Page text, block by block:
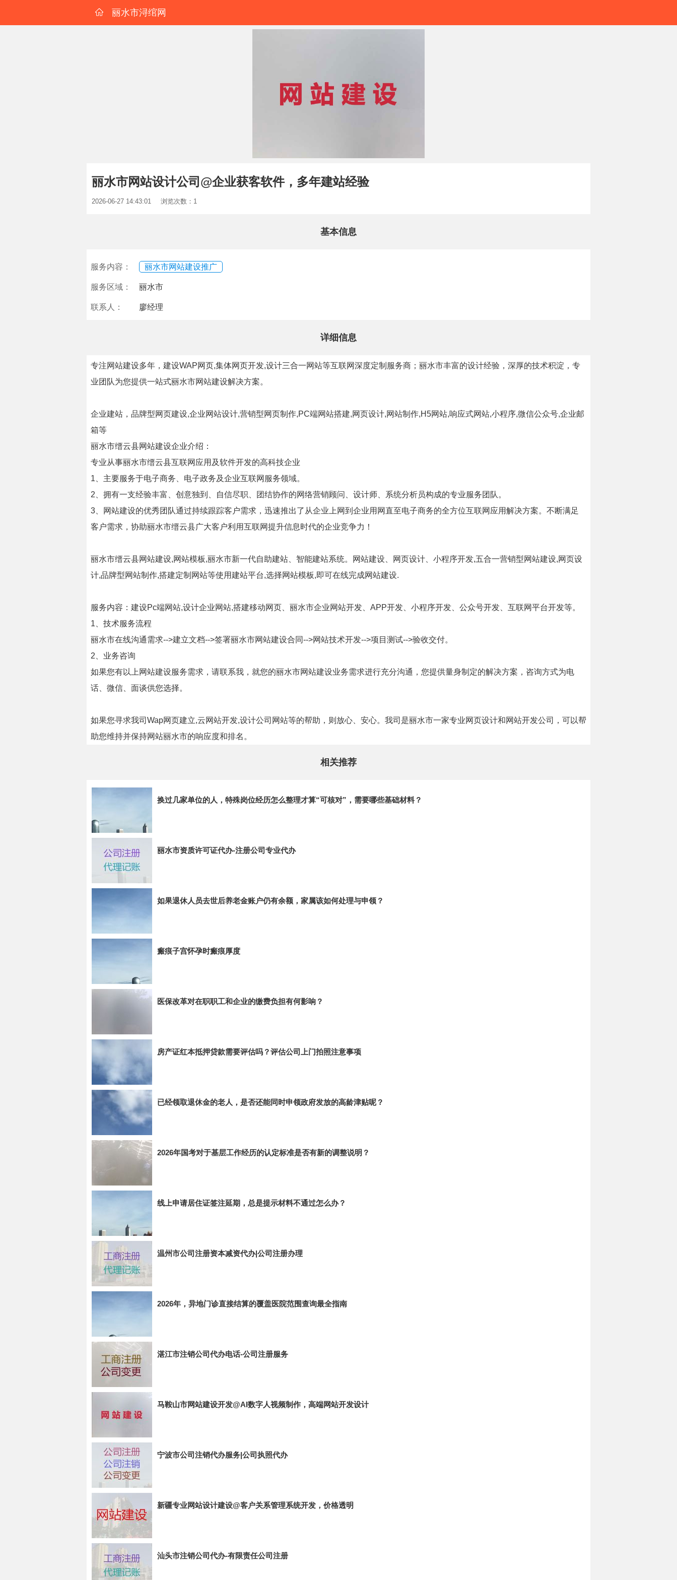
丽水市浔绾网
丽水市网站设计公司@企业获客软件，多年建站经验
2026-06-27 14:43:01 浏览次数：1
基本信息
服务内容： 丽水市网站建设推广
服务区域： 丽水市
联系人： 廖经理
详细信息
专注网站建设多年，建设WAP网页,集体网页开发,设计三合一网站等互联网深度定制服务商；丽水市丰富的设计经验，深厚的技术积淀，专
业团队为您提供一站式丽水市网站建设解决方案。
企业建站，品牌型网页建设,企业网站设计,营销型网页制作,PC端网站搭建,网页设计,网站制作,H5网站,响应式网站,小程序,微信公众号,企业邮
箱等
丽水市缙云县网站建设企业介绍：
专业从事丽水市缙云县互联网应用及软件开发的高科技企业
1、主要服务于电子商务、电子政务及企业互联网服务领域。
2、拥有一支经验丰富、创意独到、自信尽职、团结协作的网络营销顾问、设计师、系统分析员构成的专业服务团队。
3、网站建设的优秀团队通过持续跟踪客户需求，迅速推出了从企业上网到企业用网直至电子商务的全方位互联网应用解决方案。不断满足
客户需求，协助丽水市缙云县广大客户利用互联网提升信息时代的企业竞争力！
丽水市缙云县网站建设,网站模板,丽水市新一代自助建站、智能建站系统。网站建设、网页设计、小程序开发,五合一营销型网站建设,网页设
计,品牌型网站制作,搭建定制网站等使用建站平台,选择网站模板,即可在线完成网站建设.
服务内容：建设Pc端网站,设计企业网站,搭建移动网页、丽水市企业网站开发、APP开发、小程序开发、公众号开发、互联网平台开发等。
1、技术服务流程
丽水市在线沟通需求-->建立文档-->签署丽水市网站建设合同-->网站技术开发-->项目测试-->验收交付。
2、业务咨询
如果您有以上网站建设服务需求，请联系我，就您的丽水市网站建设业务需求进行充分沟通，您提供量身制定的解决方案，咨询方式为电
话、微信、面谈供您选择。
如果您寻求我司Wap网页建立,云网站开发,设计公司网站等的帮助，则放心、安心。我司是丽水市一家专业网页设计和网站开发公司，可以帮
助您维持并保持网站丽水市的响应度和排名。
相关推荐
换过几家单位的人，特殊岗位经历怎么整理才算“可核对”，需要哪些基础材料？
丽水市资质许可证代办-注册公司专业代办
如果退休人员去世后养老金账户仍有余额，家属该如何处理与申领？
瘢痕子宫怀孕时瘢痕厚度
医保改革对在职职工和企业的缴费负担有何影响？
房产证红本抵押贷款需要评估吗？评估公司上门拍照注意事项
已经领取退休金的老人，是否还能同时申领政府发放的高龄津贴呢？
2026年国考对于基层工作经历的认定标准是否有新的调整说明？
线上申请居住证签注延期，总是提示材料不通过怎么办？
温州市公司注册资本减资代办|公司注册办理
2026年，异地门诊直接结算的覆盖医院范围查询最全指南
湛江市注销公司代办电话-公司注册服务
马鞍山市网站建设开发@AI数字人视频制作，高端网站开发设计
宁波市公司注销代办服务|公司执照代办
新疆专业网站设计建设@客户关系管理系统开发，价格透明
汕头市注销公司代办-有限责任公司注册